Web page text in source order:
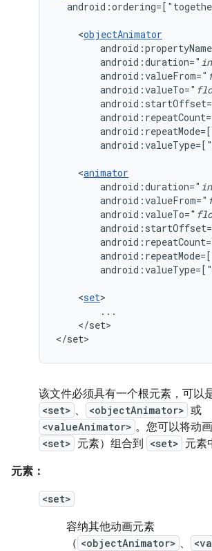
<objectAnimator
android:duration="
android:valueFrom="
android:valueTo="
<animator
android:duration="
android:valueFrom="
android:valueTo="
<set
</set>
</set>
该文件必须具有一个根元素，可以
<set> 、 <objectAnimator> 或
<valueAnimator> 。您可以将动
<set> 元素）组合到 <set> 元素
元素：
<set>
容纳其他动画元素
（ <objectAnimator> 、